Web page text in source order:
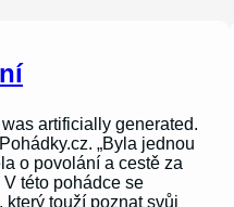
artificially generated.
„Byla jednou
o povolání a cestě za
této pohádce se
který touží poznat svůj